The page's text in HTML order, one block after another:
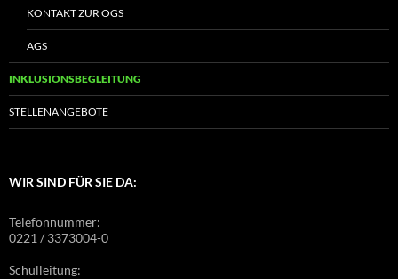
KONTAKT ZUR OGS
AGS
INKLUSIONSBEGLEITUNG
STELLENANGEBOTE
WIR SIND FÜR SIE DA:
Telefonnummer:
0221 / 3373004-0
Schulleitung: